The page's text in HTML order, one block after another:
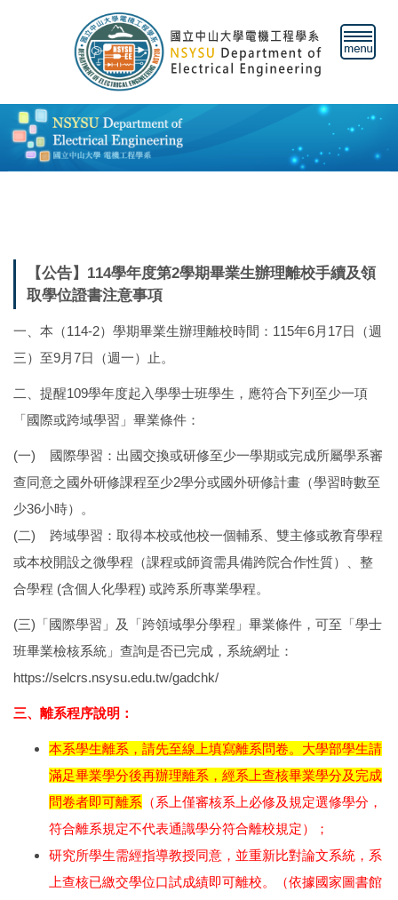
容
區
【公告】114學年度第2學期畢業生辦理離校手續及領
取學位證書注意事項
一、本（114-2）學期畢業生辦理離校時間：115年6月17日（週
三）至9月7日（週一）止。
二、提醒109學年度起入學學士班學生，應符合下列至少一項
「國際或跨域學習」畢業條件：
(一) 國際學習：出國交換或研修至少一學期或完成所屬學系審
查同意之國外研修課程至少2學分或國外研修計畫（學習時數至
少36小時）。
(二) 跨域學習：取得本校或他校一個輔系、雙主修或教育學程
或本校開設之微學程（課程或師資需具備跨院合作性質）、整
合學程 (含個人化學程) 或跨系所專業學程。
(三)「國際學習」及「跨領域學分學程」畢業條件，可至「學士
班畢業檢核系統」查詢是否已完成，系統網址：
https://selcrs.nsysu.edu.tw/gadchk/
三、離系程序說明：
本系學生離系，請先至線上填寫離系問卷。大學部學生請
滿足畢業學分後再辦理離系，經系上查核畢業學分及完成
問卷者即可離系 （系上僅審核系上必修及規定選修學分，
符合離系規定不代表通識學分符合離校規定）；
研究所學生需經指導教授同意，並重新比對論文系統，系
上查核已繳交學位口試成績即可離校。（依據國家圖書館